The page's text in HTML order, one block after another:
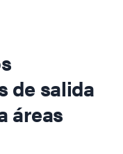
de salida
áreas